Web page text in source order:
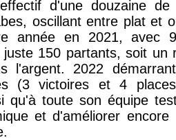
d'une douzaine de
oscillant entre plat et
année en 2021, avec
150 partants, soit un
l'argent. 2022
(3 victoires et 4
qu'à toute son équipe
et d'améliorer